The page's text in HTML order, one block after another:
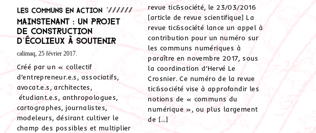
Les communs en action
Mainstenant : un projet
de construction
d’écolieux à soutenir
calimaq, 25 février 2017.
Créé par un « collectif
d’entrepreneur.e.s, associatifs,
avocat.e.s, architectes,
étudiant.e.s, anthropologues,
cartographes, journalistes,
modeleurs, désirant cultiver le
champ des possibles et multiplier
revue tic&société, le 23/03/2016
[article de revue scientifique] La
revue tic&société lance un appel à
contribution pour un numéro sur
les communs numériques à
paraître en novembre 2017, sous
la coordination d’Hervé Le
Crosnier. Ce numéro de la revue
tic&société vise à approfondir les
notions de « communs du
numérique », ou plus largement
de […]